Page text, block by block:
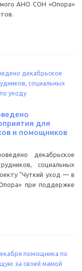
АНО СОН «Опора»
для
и помощников
декабрьское
социальных
"Чуткий уход — в
при поддержке